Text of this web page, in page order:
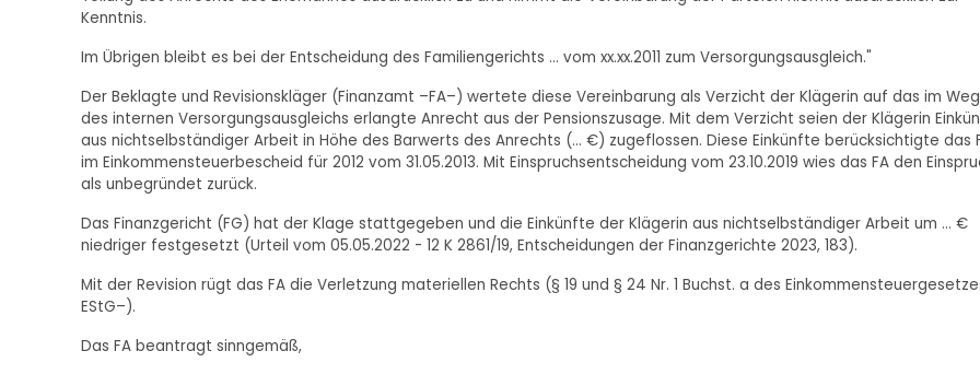
Kenntnis.
Im Übrigen bleibt es bei der Entscheidung des Familiengerichts … vom xx.xx.2011 zum Versorgungsausgleich."
Der Beklagte und Revisionskläger (Finanzamt –FA–) wertete diese Vereinbarung als Verzicht der Klägerin auf das im
des internen Versorgungsausgleichs erlangte Anrecht aus der Pensionszusage. Mit dem Verzicht seien der Klägerin
aus nichtselbständiger Arbeit in Höhe des Barwerts des Anrechts (… €) zugeflossen. Diese Einkünfte berücksichtigte das
im Einkommensteuerbescheid für 2012 vom 31.05.2013. Mit Einspruchsentscheidung vom 23.10.2019 wies das FA den
als unbegründet zurück.
Das Finanzgericht (FG) hat der Klage stattgegeben und die Einkünfte der Klägerin aus nichtselbständiger Arbeit um … €
niedriger festgesetzt (Urteil vom 05.05.2022 - 12 K 2861/19, Entscheidungen der Finanzgerichte 2023, 183).
Mit der Revision rügt das FA die Verletzung materiellen Rechts (§ 19 und § 24 Nr. 1 Buchst. a des
EStG–).
Das FA beantragt sinngemäß,